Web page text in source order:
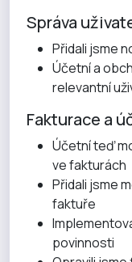
Správa
Přidali jsme
Účetní a
relevantní
Fakturace a
Účetní teď
ve fakturách
Přidali jsme
faktuře
povinnosti